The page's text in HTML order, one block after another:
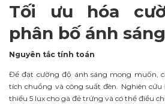
Tối ưu hóa
phân bố ánh sáng
Nguyên tắc tính toán
Để đạt cường độ ánh sáng mong muốn,
tích chuồng và công suất đèn. Nghiên
thiểu 5 lux cho gà đẻ trứng và có thể điều